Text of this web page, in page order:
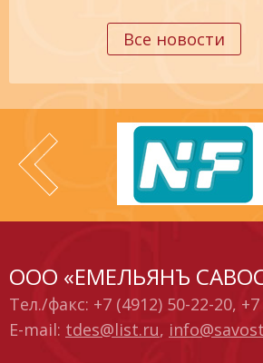
Все новости
ООО «ЕМЕЛЬЯНЪ
Тел./факс: +7 (4912) 50-22-20,
E-mail: tdes@list.ru,